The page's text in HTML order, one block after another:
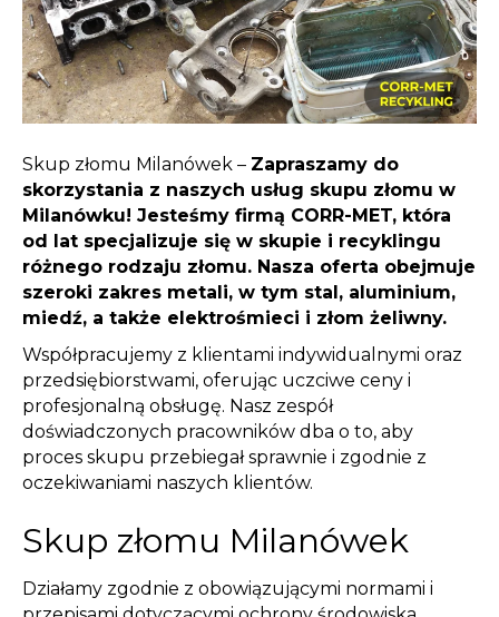
Skup złomu Milanówek – Zapraszamy do
skorzystania z naszych usług skupu złomu w
Milanówku! Jesteśmy firmą CORR-MET, która
od lat specjalizuje się w skupie i recyklingu
różnego rodzaju złomu. Nasza oferta obejmuje
szeroki zakres metali, w tym stal, aluminium,
miedź, a także elektrośmieci i złom żeliwny.
Współpracujemy z klientami indywidualnymi oraz
przedsiębiorstwami, oferując uczciwe ceny i
profesjonalną obsługę. Nasz zespół
doświadczonych pracowników dba o to, aby
proces skupu przebiegał sprawnie i zgodnie z
oczekiwaniami naszych klientów.
Skup złomu Milanówek
Działamy zgodnie z obowiązującymi normami i